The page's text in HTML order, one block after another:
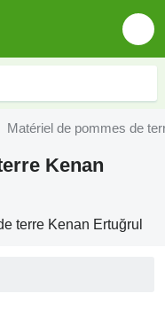
Matériel de pommes de
Kenan
terre Kenan Ertuğrul